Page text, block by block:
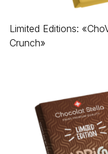
Limited Editions:
Crunch»